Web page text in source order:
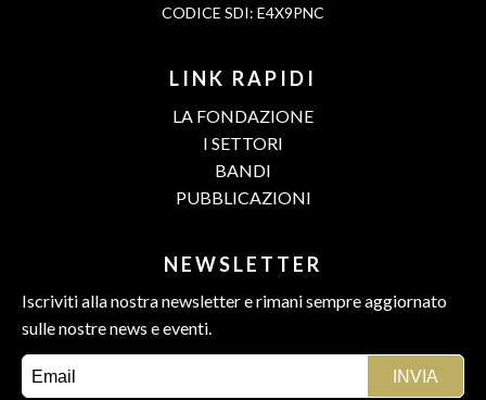
CODICE SDI: E4X9PNC
LINK RAPIDI
LA FONDAZIONE
I SETTORI
BANDI
PUBBLICAZIONI
NEWSLETTER
Iscriviti alla nostra newsletter e rimani sempre aggiornato
sulle nostre news e eventi.